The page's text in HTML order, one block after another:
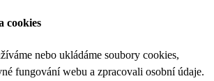
cookies
nebo ukládáme soubory cookies,
fungování webu a zpracovali osobní údaje.